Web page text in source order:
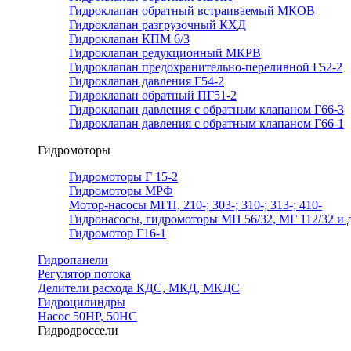
Гидроклапан обратный встраиваемый МКОВ
Гидроклапан разгрузочный КХД
Гидроклапан КПМ 6/3
Гидроклапан редукционный МКРВ
Гидроклапан предохранительно-переливной Г52-2
Гидроклапан давления Г54-2
Гидроклапан обратный ПГ51-2
Гидроклапан давления с обратным клапаном Г66-3
Гидроклапан давления с обратным клапаном Г66-1
Гидромоторы
Гидромоторы Г 15-2
Гидромоторы МРФ
Мотор-насосы МГП, 210-; 303-; 310-; 313-; 410-
Гидронасосы, гидромоторы МН 56/32, МГ 112/32 и
Гидромотор Г16-1
Гидропанели
Регулятор потока
Делители расхода КДС, МКД, МКДС
Гидроцилиндры
Насос 50НР, 50НС
Гидродроссели